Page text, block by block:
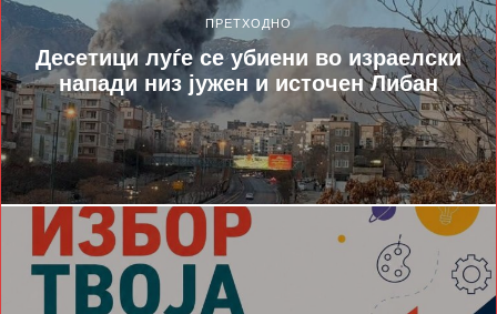
ПРЕТХОДНО
Десетици луѓе се убиени во израелски
напади низ јужен и источен Либан